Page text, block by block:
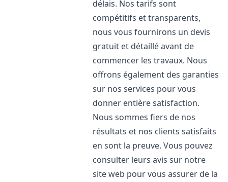
délais. Nos tarifs sont
compétitifs et transparents,
nous vous fournirons un devis
gratuit et détaillé avant de
commencer les travaux. Nous
offrons également des garanties
sur nos services pour vous
donner entière satisfaction.
Nous sommes fiers de nos
résultats et nos clients satisfaits
en sont la preuve. Vous pouvez
consulter leurs avis sur notre
site web pour vous assurer de la